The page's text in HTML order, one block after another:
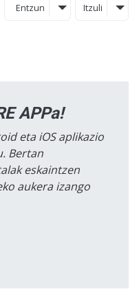
Entzun Itzuli
APPa!
eta iOS aplikazio
Bertan
eskaintzen
aukera izango